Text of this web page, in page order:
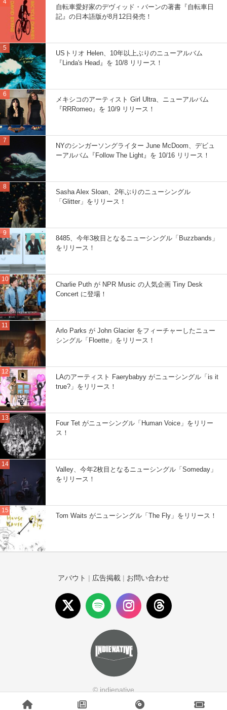
自転車愛好家のデヴィッド・バーンの著書『自転車日
記』の日本語版が8月12日発売！
USトリオ Helen、10年以上ぶりのニューアルバム
『Linda's Head』を 10/8 リリース！
メキシコのアーティスト Girl Ultra、ニューアルバム
『RRRomeo』を 10/9 リリース！
NYのシンガーソングライター June McDoom、デビュ
ーアルバム『Follow The Light』を 10/16 リリース！
Sasha Alex Sloan、2年ぶりのニューシングル
「Glitter」をリリース！
8485、今年3枚目となるニューシングル「Buzzbands」
をリリース！
Charlie Puth が NPR Music の人気企画 Tiny Desk
Concert に登場！
Arlo Parks が John Glacier をフィーチャーしたニュー
シングル「Floette」をリリース！
LAのアーティスト Faerybabyy がニューシングル「is it
true?」をリリース！
Four Tet がニューシングル「Human Voice」をリリー
ス！
Valley、今年2枚目となるニューシングル「Someday」
をリリース！
Tom Waits がニューシングル「The Fly」をリリース！
アバウト | 広告掲載 | お問い合わせ
© indienative